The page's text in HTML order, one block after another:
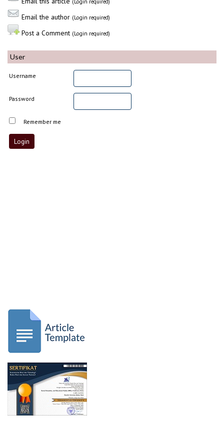
(Login required)
Email the author (Login required)
Post a Comment (Login required)
User
Username
Password
Remember me